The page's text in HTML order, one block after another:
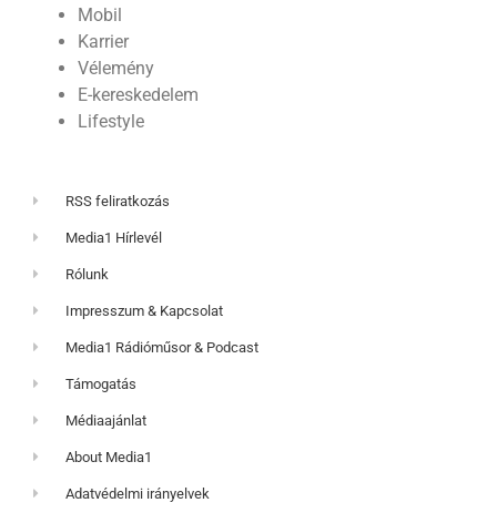
Mobil
Karrier
Vélemény
E-kereskedelem
Lifestyle
RSS feliratkozás
Media1 Hírlevél
Rólunk
Impresszum & Kapcsolat
Media1 Rádióműsor & Podcast
Támogatás
Médiaajánlat
About Media1
Adatvédelmi irányelvek